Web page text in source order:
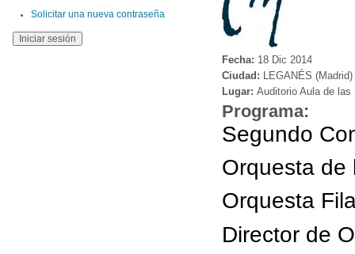
Fecha: 18 Dic 2014
Ciudad: LEGANÉS (Madrid)
Lugar: Auditorio Aula de
Programa:
Segundo
Orquesta de
Orquesta
Director de
Solicitar una nueva contraseña